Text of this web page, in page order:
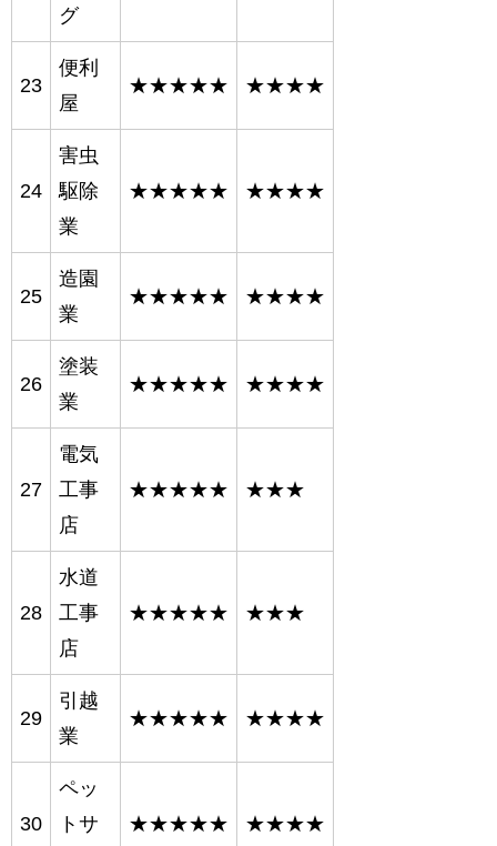
グ
23
便利
屋
★★★★★ ★★★★
24
害虫
駆除
業
★★★★★ ★★★★
25
造園
業
★★★★★ ★★★★
26
塗装
業
★★★★★ ★★★★
27
電気
工事
店
★★★★★ ★★★
28
水道
工事
店
★★★★★ ★★★
29
引越
業
★★★★★ ★★★★
30
ペッ
トサ
★★★★★ ★★★★